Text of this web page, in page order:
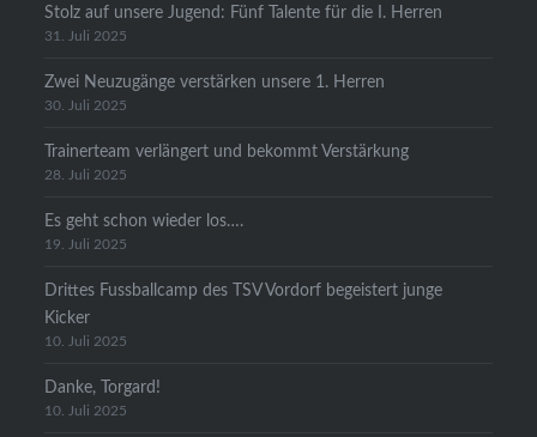
Stolz auf unsere Jugend: Fünf Talente für die I. Herren
31. Juli 2025
Zwei Neuzugänge verstärken unsere 1. Herren
30. Juli 2025
Trainerteam verlängert und bekommt Verstärkung
28. Juli 2025
Es geht schon wieder los….
19. Juli 2025
Drittes Fussballcamp des TSV Vordorf begeistert junge
Kicker
10. Juli 2025
Danke, Torgard!
10. Juli 2025